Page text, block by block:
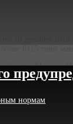
нормам
18 декабря
6115 тонн